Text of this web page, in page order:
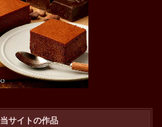
当サイトの作品